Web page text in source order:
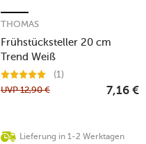
Frühstücksteller 20 cm
Trend Weiß
THOMAS
(1)
Lieferung in 1-2 Werktagen
UVP12,90 € 7,16 €